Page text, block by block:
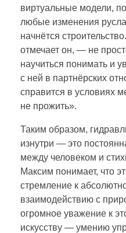
виртуальные модели,
любые изменения
начнётся
отмечает он, — не
научиться понимать и
с ней в партнёрских
справится в условиях
не прожить».
Таким образом,
изнутри — это
между человеком и
Максим понимает, что
стремление к
взаимодействию с
огромное уважение к
искусству — умению